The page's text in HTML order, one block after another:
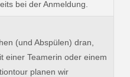
bei der Anmeldung.
(und Abspülen) dran,
einer Teamerin oder einem
planen wir